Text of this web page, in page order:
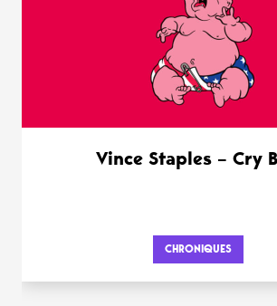
Vince Staples – Cry
CHRONIQUES